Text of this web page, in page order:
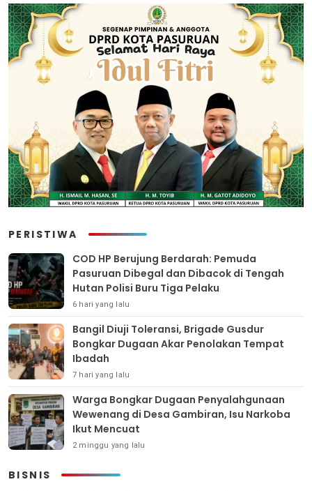
PERISTIWA
COD HP Berujung Berdarah: Pemuda
Pasuruan Dibegal dan Dibacok di Tengah
Hutan Polisi Buru Tiga Pelaku
6 hari yang lalu
Bangil Diuji Toleransi, Brigade Gusdur
Bongkar Dugaan Akar Penolakan Tempat
Ibadah
7 hari yang lalu
Warga Bongkar Dugaan Penyalahgunaan
Wewenang di Desa Gambiran, Isu Narkoba
Ikut Mencuat
2 minggu yang lalu
BISNIS